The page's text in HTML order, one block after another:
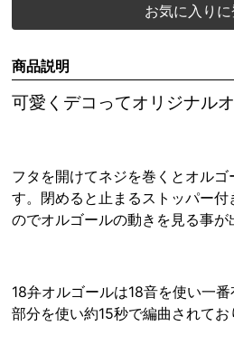
お気に入り
商品説明
可愛くデコってオリジナル
フタを開けてネジを巻くとオルゴ
す。閉めると止まるストッパー
のでオルゴールの動きを見る事が
18弁オルゴールは18音を使い一
部分を使い約15秒で編曲されてお